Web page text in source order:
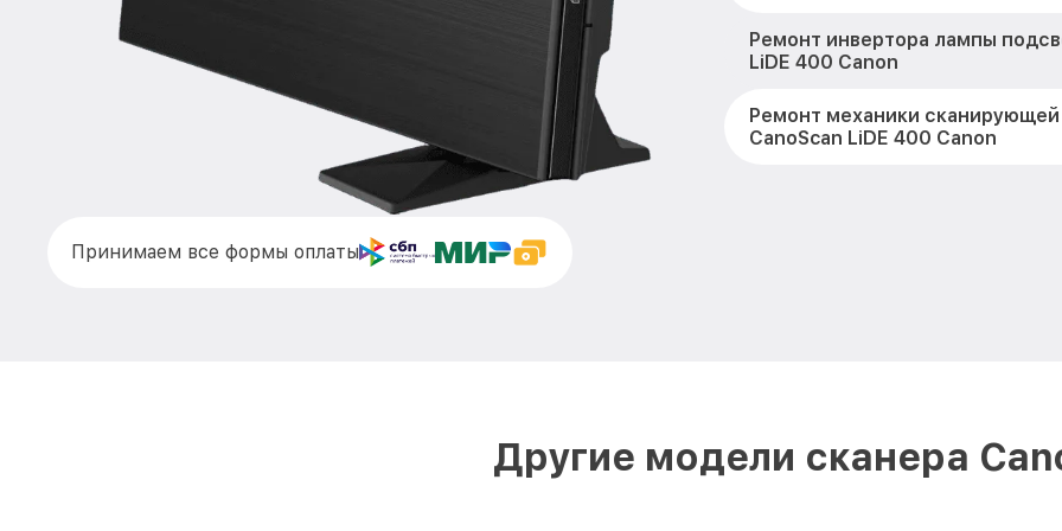
Ремонт инвертора лампы
LiDE 400 Canon
Ремонт механики сканирующей
CanoScan LiDE 400 Canon
Canon
Принимаем все формы оплаты
Другие модели сканера